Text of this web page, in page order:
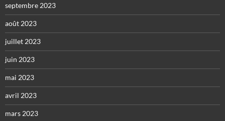
septembre 2023
août 2023
juillet 2023
juin 2023
mai 2023
avril 2023
mars 2023